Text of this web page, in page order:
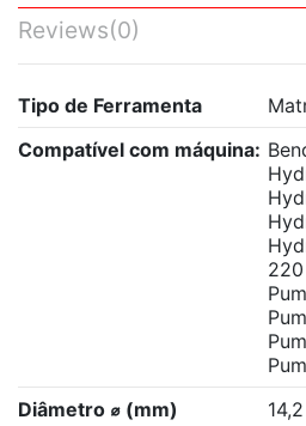
Reviews(0)
Tipo de Ferramenta
Compatível com máquina:
220
Diâmetro ⌀ (mm)
14,2